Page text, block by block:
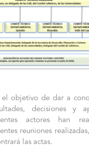
el objetivo de dar a
decisiones y
actores han
reuniones
las actas.